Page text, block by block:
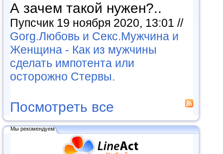
А зачем такой нужен?..
Пупсчик 19 ноября 2020, 13:01 //
Gorg.Любовь и Секс.Мужчина и
Женщина - Как из мужчины
сделать импотента или
осторожно Стервы.
Посмотреть все
Мы рекомендуем